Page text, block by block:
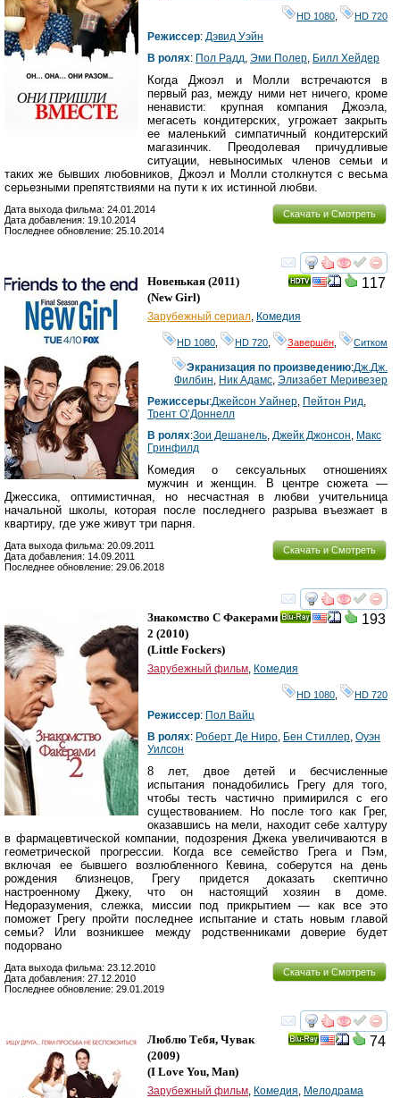
HD 1080 HD 720
Режиссер: Дэвид Уэйн
В ролях: Пол Радд, Эми Полер, Билл Хейдер
Когда Джоэл и Молли встречаются в
первый раз, между ними нет ничего, кроме
ненависти: крупная компания Джоэла,
мегасеть кондитерских, угрожает закрыть
ее маленький симпатичный кондитерский
магазинчик. Преодолевая причудливые
ситуации, невыносимых членов семьи и
таких же бывших любовников, Джоэл и Молли столкнутся с весьма
серьезными препятствиями на пути к их истинной любви.
Скачать и Смотреть
Дата выхода фильма: 24.01.2014
Дата добавления: 19.10.2014
Последнее обновление: 25.10.2014
смотреть
117
Новенькая (2011)
(New Girl)
Зарубежный сериал, Комедия
HD 1080 HD 720 Завершён Ситком
Экранизация по произведению:Дж.Дж.
Филбин, Ник Адамс,Элизабет Меривезер
Режиссеры:Джейсон Уайнер, Пейтон Рид,
Трент О’Доннелл
В ролях:Зои Дешанель, Джейк Джонсон, Макс
Гринфилд
Комедия о сексуальных отношениях
мужчин и женщин. В центре сюжета —
Джессика, оптимистичная, но несчастная в любви учительница
начальной школы, которая после последнего разрыва въезжает в
квартиру, где уже живут три парня.
Скачать и Смотреть
Дата выхода фильма: 20.09.2011
Дата добавления: 14.09.2011
Последнее обновление: 29.06.2018
смотреть
193
Знакомство С Факерами
2 (2010)
(Little Fockers)
Зарубежный фильм, Комедия
HD 1080 HD 720
Режиссер: Пол Вайц
В ролях: Роберт Де Ниро, Бен Стиллер, Оуэн
Уилсон
8 лет, двое детей и бесчисленные
испытания понадобились Грегу для того,
чтобы тесть частично примирился с его
существованием. Но после того как Грег,
оказавшись на мели, находит себе халтуру
в фармацевтической компании, подозрения Джека увеличиваются в
геометрической прогрессии. Когда все семейство Грега и Пэм,
включая ее бывшего возлюбленного Кевина, соберутся на день
рождения близнецов, Грегу придется доказать скептично
настроенному Джеку, что он настоящий хозяин в доме.
Недоразумения, слежка, миссии под прикрытием — как все это
поможет Грегу пройти последнее испытание и стать новым главой
семьи? Или возникшее между родственниками доверие будет
подорвано
Скачать и Смотреть
Дата выхода фильма: 23.12.2010
Дата добавления: 27.12.2010
Последнее обновление: 29.01.2019
смотреть
74
Люблю Тебя, Чувак
(2009)
(I Love You, Man)
Зарубежный фильм Комедия Мелодрама